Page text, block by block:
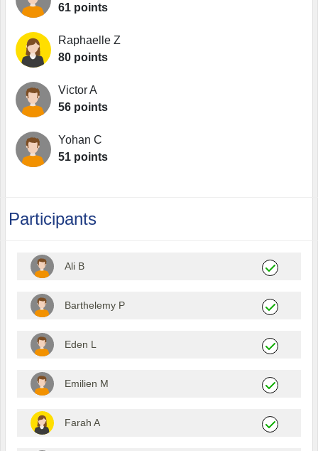
61 points
Raphaelle Z
80 points
Victor A
56 points
Yohan C
51 points
Participants
Ali B
Barthelemy P
Eden L
Emilien M
Farah A